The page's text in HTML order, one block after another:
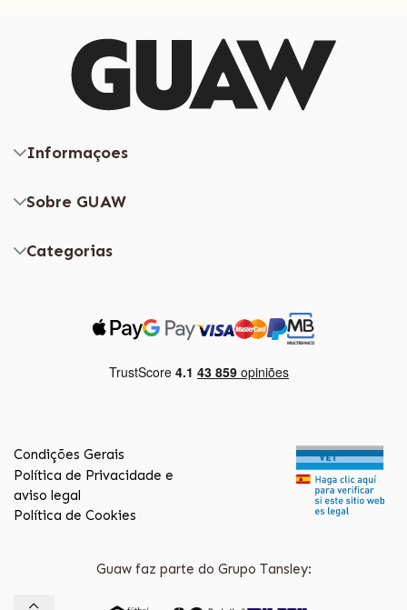
Informaçoes
Sobre GUAW
Categorias
Condições Gerais
Política de Privacidade e
aviso legal
Política de Cookies
Guaw faz parte do Grupo Tansley: